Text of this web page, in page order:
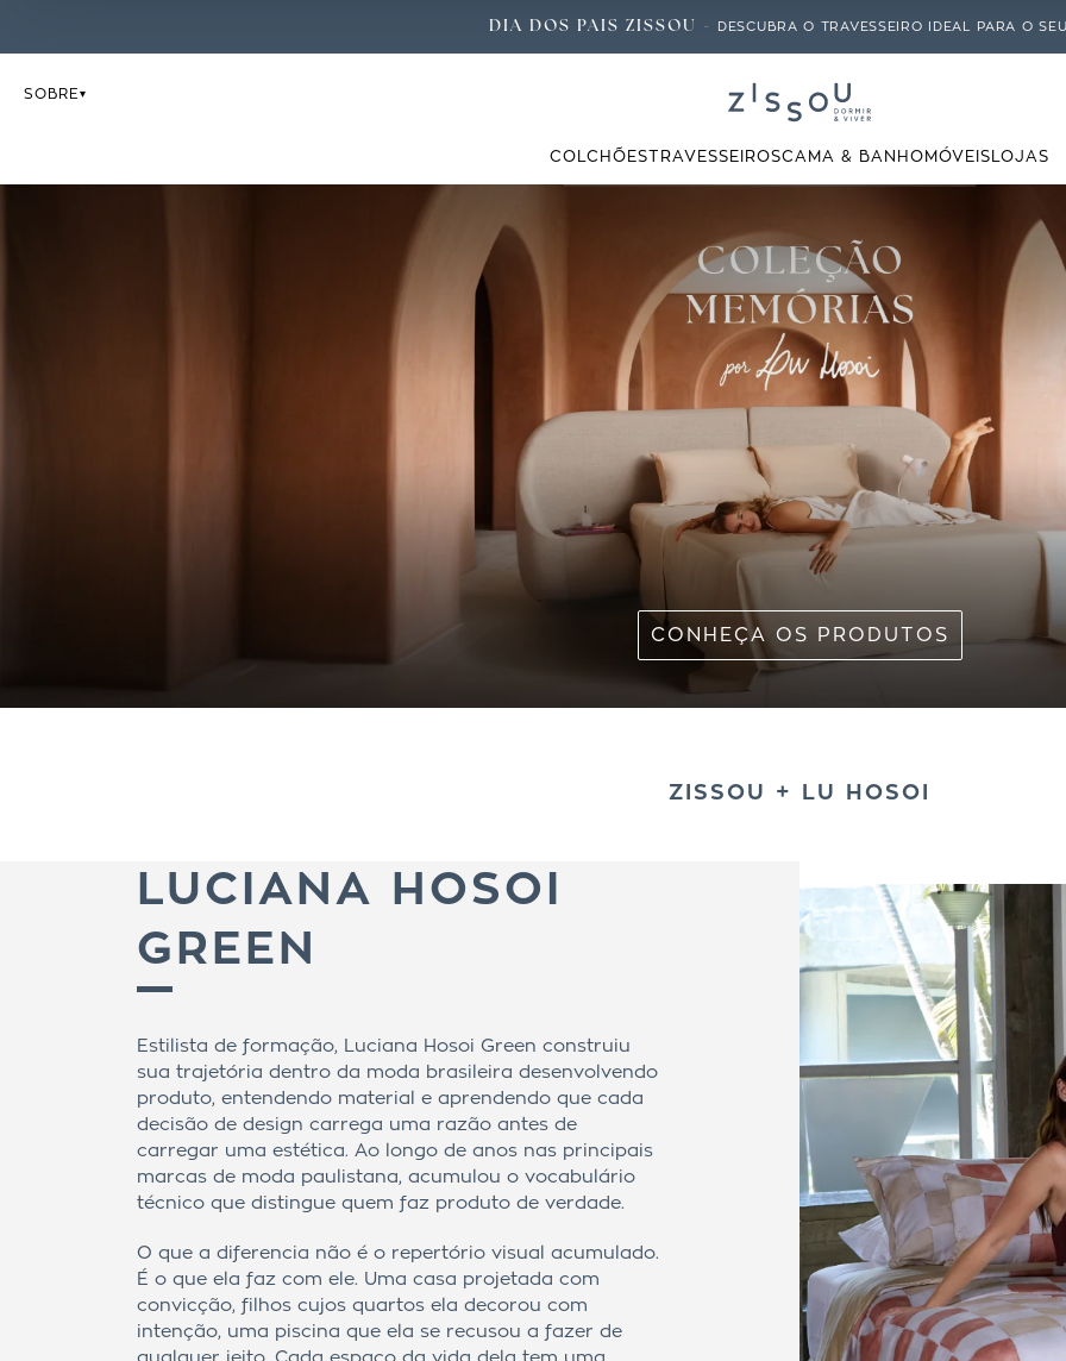
DIA DOS PAIS ZISSOU - DESCUBRA O TRAVESSEIRO IDEAL PARA O
SOBRE
COLCHÕES TRAVESSEIROSCAMA & BANHO MÓVEIS LOJAS
CONHEÇA OS PRODUTOS
ZISSOU + LU HOSOI
LUCIANA HOSOI
GREEN
Estilista de formação, Luciana Hosoi Green construiu
sua trajetória dentro da moda brasileira desenvolvendo
produto, entendendo material e aprendendo que cada
decisão de design carrega uma razão antes de
carregar uma estética. Ao longo de anos nas principais
marcas de moda paulistana, acumulou o vocabulário
técnico que distingue quem faz produto de verdade.
O que a diferencia não é o repertório visual acumulado.
É o que ela faz com ele. Uma casa projetada com
convicção, filhos cujos quartos ela decorou com
intenção, uma piscina que ela se recusou a fazer de